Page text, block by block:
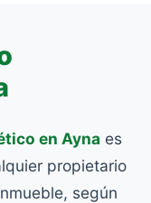
en Ayna es
propietario
según